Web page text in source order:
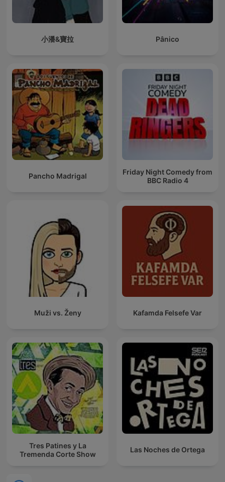
小潘&寶拉 Pânico
Pancho Madrigal
Friday Night Comedy from
BBC Radio 4
Muži vs. Ženy Kafamda Felsefe Var
Tres Patines y La
Tremenda Corte Show
Las Noches de Ortega